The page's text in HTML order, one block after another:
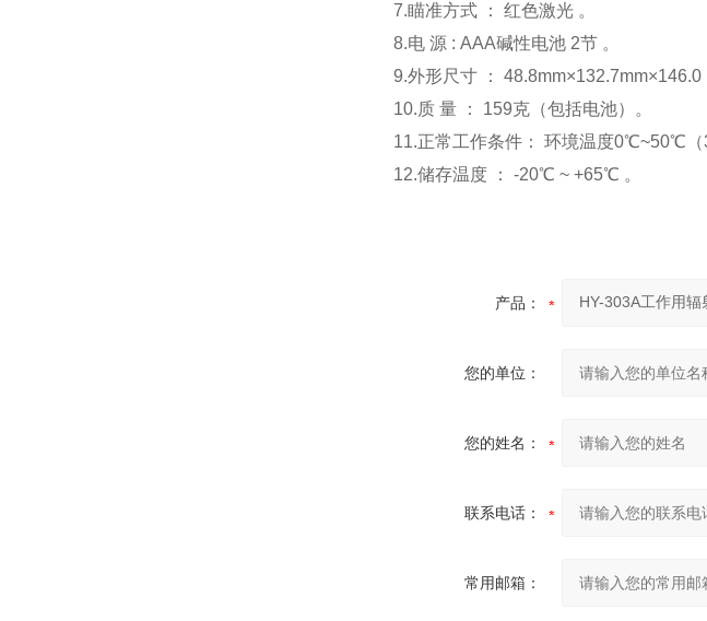
7.瞄准方式 ： 红色激光 。
8.电 源 : AAA碱性电池 2节 。
9.外形尺寸 ： 48.8mm×132.7mm×146.0
10.质 量 ： 159克（包括电池）。
11.正常工作条件： 环境温度0℃~50℃（
12.储存温度 ： -20℃ ~ +65℃ 。
产品：
您的单位：
您的姓名：
联系电话：
常用邮箱：